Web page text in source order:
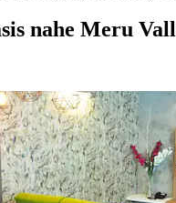
nahe Meru